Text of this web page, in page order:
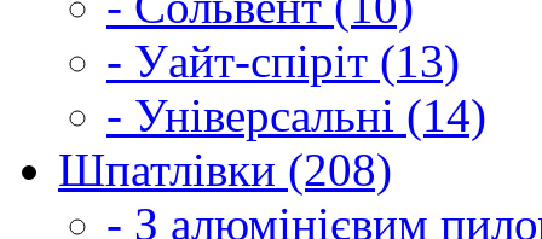
- Уайт-спіріт (13)
- Універсальні (14)
Шпатлівки (208)
- З алюмінієвим